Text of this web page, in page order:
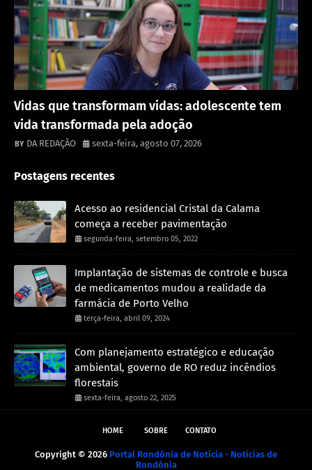
Vidas que transformam vidas: adolescente tem
vida transformada pela adoção
DA REDAÇÃO sexta-feira, agosto 07, 2026
Postagens recentes
Acesso ao residencial Cristal da Calama
começa a receber pavimentação
segunda-feira, setembro 05, 2022
Implantação de sistemas de controle e busca
de medicamentos mudou a realidade da
farmácia de Porto Velho
terça-feira, abril 09, 2024
Com planejamento estratégico e educação
ambiental, governo de RO reduz incêndios
florestais
sexta-feira, agosto 22, 2025
HOME SOBRE CONTATO
Copyright © 2026 Portal Rondônia de Notícia - Noticias de
Rondônia